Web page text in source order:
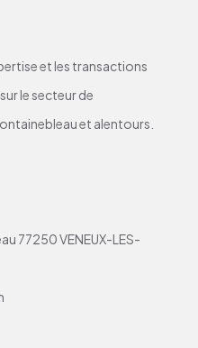
et les transactions
le secteur de
et alentours.
77250 VENEUX-LES-